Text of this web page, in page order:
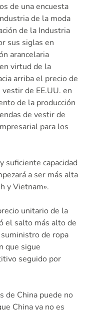
de una encuesta
de la moda
de la Industria
sus siglas en
arancelaria
virtud de la
arriba el precio de
de EE.UU. en
de la producción
de vestir de
para los
suficiente capacidad
a ser más alta
y Vietnam».
unitario de la
el salto más alto de
de ropa
que sigue
seguido por
de China puede no
China ya no es